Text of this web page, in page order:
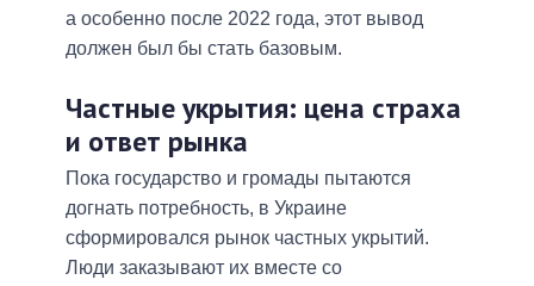
а особенно после 2022 года, этот вывод
должен был бы стать базовым.
Частные укрытия: цена страха
и ответ рынка
Пока государство и громады пытаются
догнать потребность, в Украине
сформировался рынок частных укрытий.
Люди заказывают их вместе со